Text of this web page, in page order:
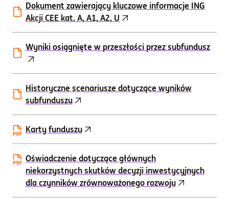
Dokument zawierający kluczowe informacje ING
Akcji CEE kat. A, A1, A2, U
Wyniki osiągnięte w przeszłości przez subfundusz
Historyczne scenariusze dotyczące wyników
subfunduszu
Karty funduszu
Oświadczenie dotyczące głównych
niekorzystnych skutków decyzji inwestycyjnych
dla czynników zrównoważonego rozwoju